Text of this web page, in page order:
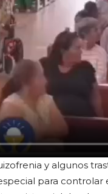
y algunos
para controlar